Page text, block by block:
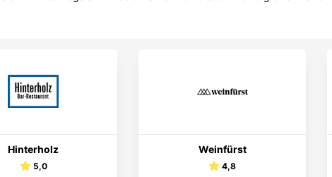
Hinterholz
5,0
Weinfürst
4,8